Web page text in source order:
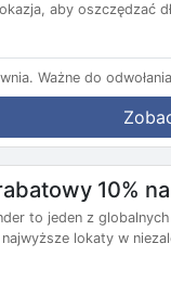
aby oszczędzać
Ważne do
10%
to jeden z
najwyższe lokaty w